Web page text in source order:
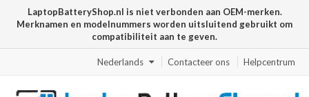
LaptopBatteryShop.nl is niet verbonden aan OEM-merken.
Merknamen en modelnummers worden uitsluitend gebruikt om
compatibiliteit aan te geven.
Nederlands Contacteer ons Helpcentrum